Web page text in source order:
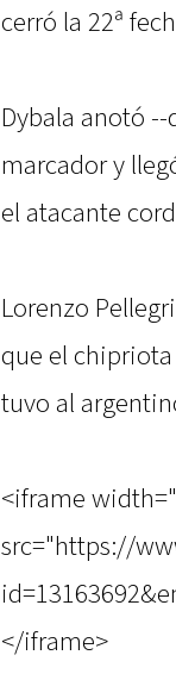
cerró la 22ª
Dybala anotó
marcador y
el atacante
Lorenzo
que el
tuvo al
<iframe
src="https://
</iframe>